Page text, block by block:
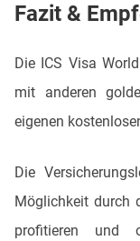
Fazit &
Die ICS Visa
mit anderen
eigenen
Die
Möglichkeit durch
profitieren und